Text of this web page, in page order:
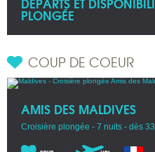
PLONGÉE
COUP DE COEUR
AMIS DES MALDIVES
Croisière plongée - 7 nuits - dès